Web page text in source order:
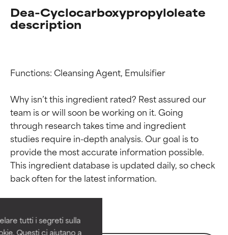
tutti i segreti sulla
Questi ci aiutano a
Dea-Cyclocarboxypropyloleate
description
Functions: Cleansing Agent, Emulsifier
Why isn’t this ingredient rated? Rest assured our
team is or will soon be working on it. Going
through research takes time and ingredient
studies require in-depth analysis. Our goal is to
provide the most accurate information possible.
This ingredient database is updated daily, so check
Valutazione degli
ingredienti
Comprovati e sostenuti da studi
indipendenti. Ingrediente attivo
Valutazione degli
ingredienti
Comprovati e sostenuti da studi
indipendenti. Ingrediente attivo